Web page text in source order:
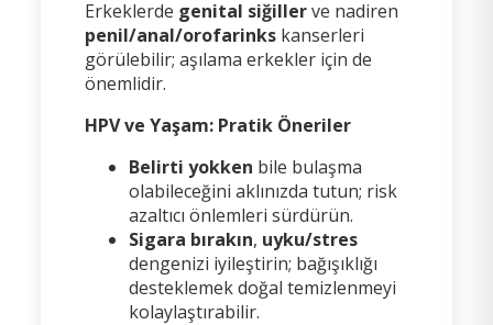
Erkeklerde genital siğillerve nadiren
penil/anal/orofarinkskanserleri
görülebilir; aşılama erkekler için de
önemlidir.
HPV ve Yaşam: Pratik Öneriler
Belirti yokken bile bulaşma
olabileceğini aklınızda tutun; risk
azaltıcı önlemleri sürdürün.
Sigara bırakın, uyku/stres
dengenizi iyileştirin; bağışıklığı
desteklemek doğal temizlenmeyi
kolaylaştırabilir.